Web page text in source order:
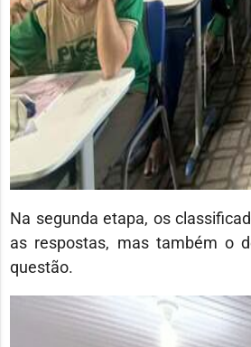
Na segunda etapa, os
as respostas, mas também o
questão.